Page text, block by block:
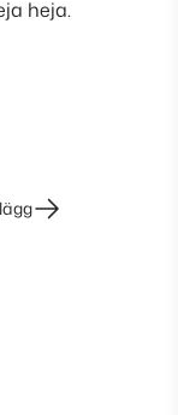
heja.